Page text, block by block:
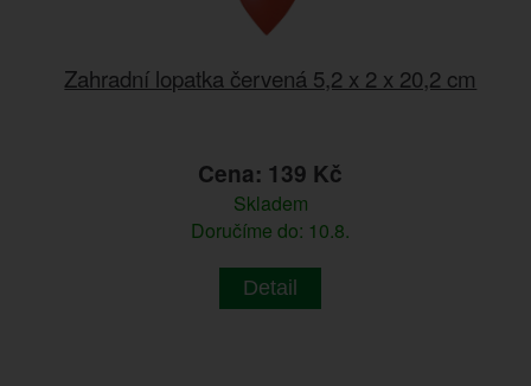
Zahradní lopatka červená 5,2 x 2 x 20,2 cm
Cena: 139 Kč
Skladem
Doručíme do: 10.8.
Detail